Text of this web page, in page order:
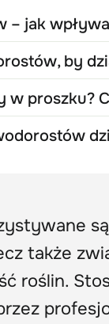
– jak
by
w proszku?
także
roślin.